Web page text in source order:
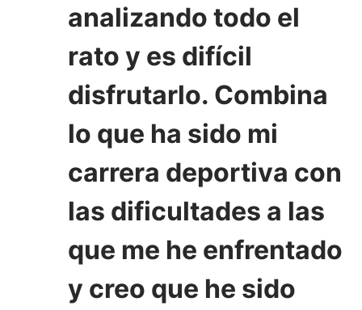
analizando todo el
rato y es difícil
disfrutarlo. Combina
lo que ha sido mi
carrera deportiva con
las dificultades a las
que me he enfrentado
y creo que he sido